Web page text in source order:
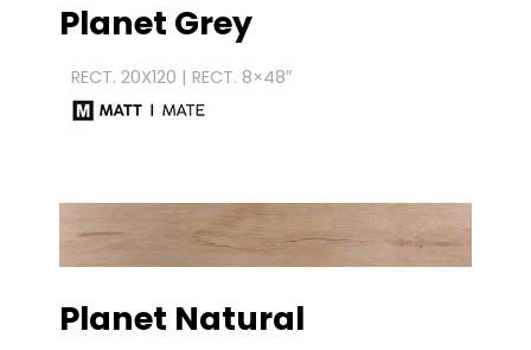
Planet Grey
RECT. 20X120 | RECT. 8×48″
Planet Natural